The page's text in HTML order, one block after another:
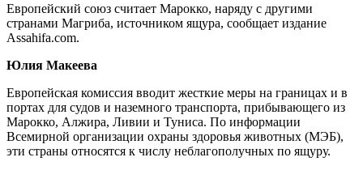
Европейский союз считает Марокко, наряду с другими
странами Магриба, источником ящура, сообщает издание
Assahifa.com.
Юлия Макеева
Европейская комиссия вводит жесткие меры на границах и в
портах для судов и наземного транспорта, прибывающего из
Марокко, Алжира, Ливии и Туниса. По информации
Всемирной организации охраны здоровья животных (МЭБ),
эти страны относятся к числу неблагополучных по ящуру.